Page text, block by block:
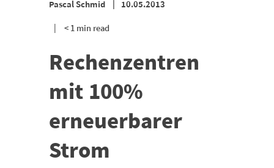
Pascal Schmid 10.05.2013
< 1 min read
Rechenzentren
mit 100%
erneuerbarer
Strom